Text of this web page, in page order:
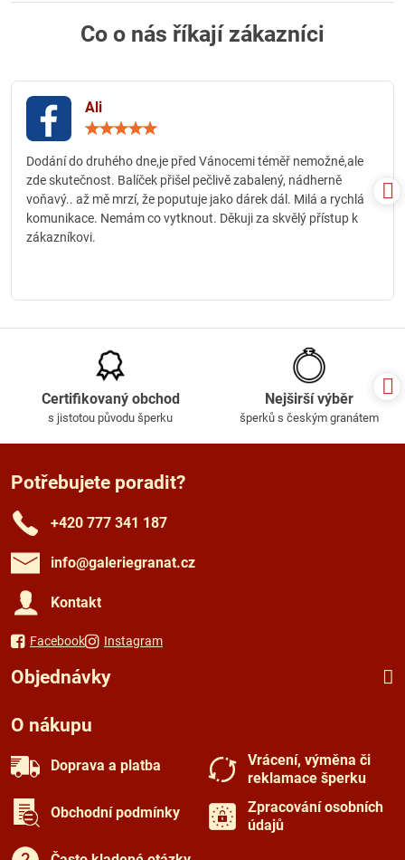
Co o nás říkají zákazníci
Ali
5
Dodání do druhého dne,je před Vánocemi téměř nemožné,ale
zde skutečnost. Balíček přišel pečlivě zabalený, nádherně
voňavý.. až mě mrzí, že poputuje jako dárek dál. Milá a rychlá
komunikace. Nemám co vytknout. Děkuji za skvělý přístup k
zákazníkovi.
Certifikovaný obchod
s jistotou původu šperku
Nejširší výběr
šperků s českým granátem
Potřebujete poradit?
+420 777 341 187
info​@galeriegranat​.cz
Kontakt
Facebook Instagram
Objednávky
O nákupu
Doprava a platba
Vrácení, výměna či
reklamace šperku
Obchodní podmínky
Zpracování osobních
údajů